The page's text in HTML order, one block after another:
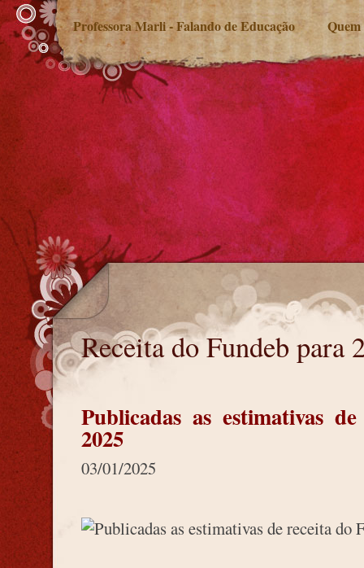
Professora Marli - Falando de Educação Quem
Receita do Fundeb para
Receita do Fundeb para 2025
Publicadas as estimativas
2025
03/01/2025